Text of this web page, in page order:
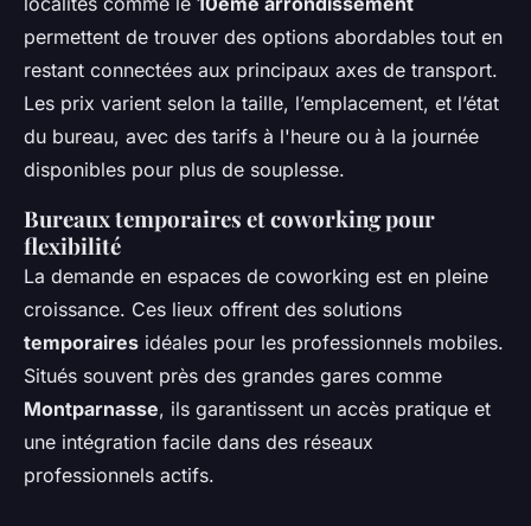
permettent de trouver des options abordables tout en
restant connectées aux principaux axes de transport.
Les prix varient selon la taille, l’emplacement, et l’état
du bureau, avec des tarifs à l'heure ou à la journée
disponibles pour plus de souplesse.
Bureaux temporaires et coworking pour
flexibilité
La demande en espaces de coworking est en pleine
croissance. Ces lieux offrent des solutions
temporaires idéales pour les professionnels mobiles.
Situés souvent près des grandes gares comme
Montparnasse, ils garantissent un accès pratique et
une intégration facile dans des réseaux
professionnels actifs.